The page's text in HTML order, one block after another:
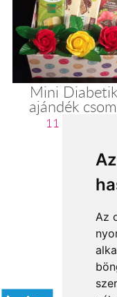
Az
Mini
ajándék
11 200 Ft-tól
2